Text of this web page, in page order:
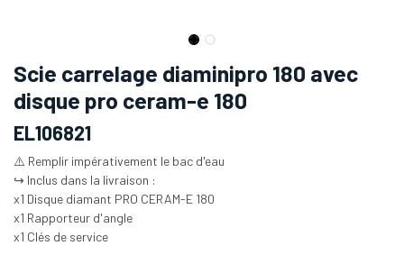
Scie carrelage diaminipro 180 avec
disque pro ceram-e 180
EL106821
⚠️ Remplir impérativement le bac d'eau
↪️ Inclus dans la livraison :
x1 Disque diamant PRO CERAM-E 180
x1 Rapporteur d'angle
x1 Clés de service